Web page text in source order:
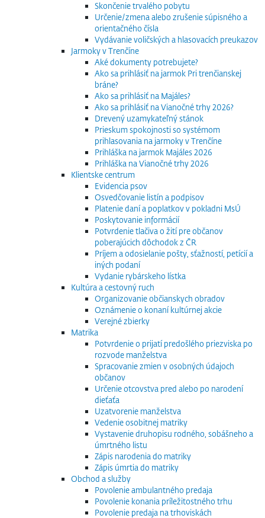
Skončenie trvalého pobytu
Určenie/zmena alebo zrušenie súpisného a
orientačného čísla
Vydávanie voličských a hlasovacích preukazov
Jarmoky v Trenčíne
Aké dokumenty potrebujete?
Ako sa prihlásiť na jarmok Pri trenčianskej
bráne?
Ako sa prihlásiť na Majáles?
Ako sa prihlásiť na Vianočné trhy 2026?
Drevený uzamykateľný stánok
Prieskum spokojnosti so systémom
prihlasovania na jarmoky v Trenčíne
Prihláška na jarmok Majáles 2026
Prihláška na Vianočné trhy 2026
Klientske centrum
Evidencia psov
Osvedčovanie listín a podpisov
Platenie daní a poplatkov v pokladni MsÚ
Poskytovanie informácií
Potvrdenie tlačiva o žití pre občanov
poberajúcich dôchodok z ČR
Príjem a odosielanie pošty, sťažností, petícií a
iných podaní
Vydanie rybárskeho lístka
Kultúra a cestovný ruch
Organizovanie občianskych obradov
Oznámenie o konaní kultúrnej akcie
Verejné zbierky
Matrika
Potvrdenie o prijatí predošlého priezviska po
rozvode manželstva
Spracovanie zmien v osobných údajoch
občanov
Určenie otcovstva pred alebo po narodení
dieťaťa
Uzatvorenie manželstva
Vedenie osobitnej matriky
Vystavenie druhopisu rodného, sobášneho a
úmrtného listu
Zápis narodenia do matriky
Zápis úmrtia do matriky
Obchod a služby
Povolenie ambulantného predaja
Povolenie konania príležitostného trhu
Povolenie predaja na trhoviskách